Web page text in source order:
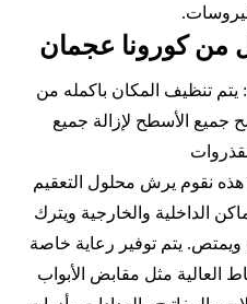
من كورونا عجمان
: يتم تنظيف المكان باكمله من
جميع الأسطح لإزالة جميع
هذه نقوم يرش محلول التعقيم
الداخلية والخارجية ويترك
ليذوب ويمتص. يتم توفير رعاية خاصة
العالية مثل مقابض الأبواب